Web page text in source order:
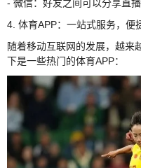
- 微信：好友之间可以分享直
4. 体育APP：一站式服务，便
随着移动互联网的发展，越来
下是一些热门的体育APP：